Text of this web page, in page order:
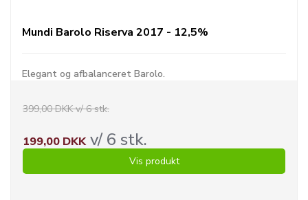
Mundi Barolo Riserva 2017 - 12,5%
Elegant og afbalanceret Barolo.
399,00 DKK v/ 6 stk.
199,00 DKKv/ 6 stk.
Vis produkt